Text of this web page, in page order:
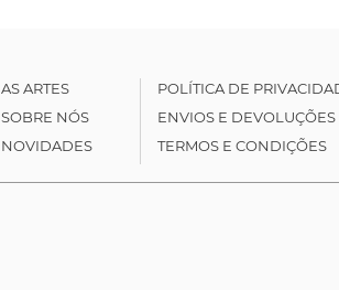
AS ARTES
SOBRE NÓS
NOVIDADES
POLÍTICA DE
ENVIOS E DEVOLUÇÕES
TERMOS E CONDIÇÕES